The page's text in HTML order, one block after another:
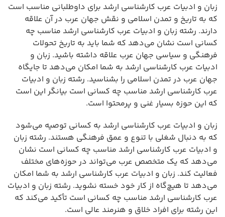
زبان و ادبیات عرب کارشناسی ارشد برای داوطلبانی مناسب است
که به تاریخ و تمدن اسلامی و نقش جهان عرب در آن علاقه
دارند. رشته زبان و ادبیات عرب کارشناسی ارشد مناسب چه
کسانی است نشان می‌دهد که شما باید به تاریخ تحولات
فرهنگی و سیاسی جهان عرب علاقه داشته باشید. زبان و
ادبیات عرب کارشناسی ارشد به شما امکان می‌دهد تا جایگاه
جهان عرب در تمدن اسلامی را بشناسید. رشته زبان و ادبیات
عرب کارشناسی ارشد مناسب چه کسانی است بیانگر این است
که این حوزه بسیار غنی و پرمحتوا است.
زبان و ادبیات عرب کارشناسی ارشد به کسانی توصیه می‌شود
که به دنبال شغلی با تنوع و عمق فرهنگی هستند. رشته زبان
و ادبیات عرب کارشناسی ارشد مناسب چه کسانی است نشان
می‌دهد که یک متخصص عرب می‌تواند در حوزه‌های مختلف
فعالیت کند. زبان و ادبیات عرب کارشناسی ارشد به شما امکان
می‌دهد تا هیچ‌گاه از کار خود خسته نشوید. رشته زبان و ادبیات
عرب کارشناسی ارشد مناسب چه کسانی است تأکید می‌کند که
این رشته برای افراد خلاق و هنرمند عالی است.